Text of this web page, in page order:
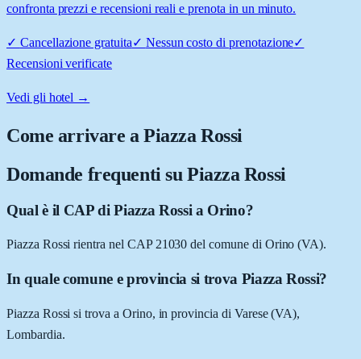
confronta prezzi e recensioni reali e prenota in un minuto.
✓ Cancellazione gratuita✓ Nessun costo di prenotazione✓
Recensioni verificate
Vedi gli hotel →
Come arrivare aPiazza Rossi
Domande frequenti su Piazza Rossi
Qual è il CAP di Piazza Rossi a Orino?
Piazza Rossi rientra nel CAP 21030 del comune di Orino (VA).
In quale comune e provincia si trova Piazza Rossi?
Piazza Rossi si trova a Orino, in provincia di Varese (VA),
Lombardia.